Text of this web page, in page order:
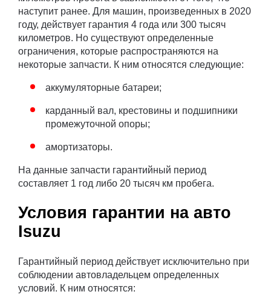
наступит ранее. Для машин, произведенных в 2020
году, действует гарантия 4 года или 300 тысяч
километров. Но существуют определенные
ограничения, которые распространяются на
некоторые запчасти. К ним относятся следующие:
аккумуляторные батареи;
карданный вал, крестовины и подшипники
промежуточной опоры;
амортизаторы.
На данные запчасти гарантийный период
составляет 1 год либо 20 тысяч км пробега.
Условия гарантии на авто
Isuzu
Гарантийный период действует исключительно при
соблюдении автовладельцем определенных
условий. К ним относятся: